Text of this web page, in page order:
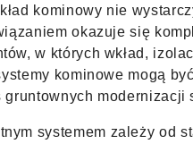
kominowy nie
okazuje się
w których wkład,
kominowe mogą
modernizacji
systemem zależy od